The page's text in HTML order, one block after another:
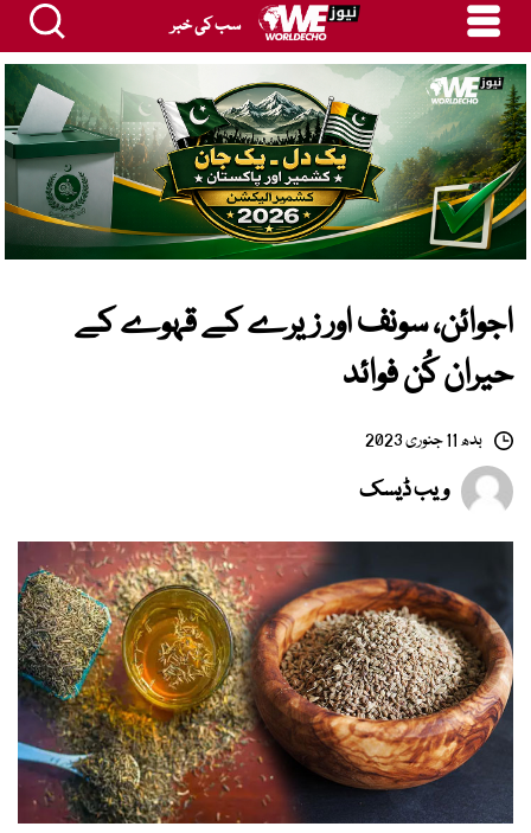
سب کی خبر
اجوائن، سونف اور زیرے کے قہوے کے
حیران کُن فوائد
بدھ 11 جنوری 2023
ویب ڈیسک